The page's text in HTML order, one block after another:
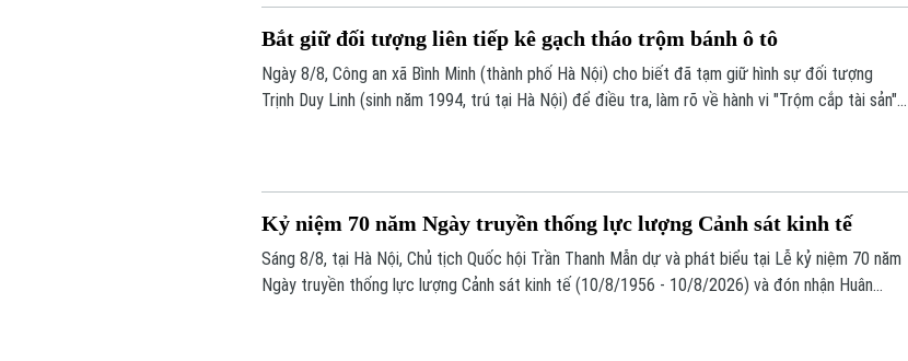
Bắt giữ đối tượng liên tiếp kê gạch tháo trộm bánh ô tô
Ngày 8/8, Công an xã Bình Minh (thành phố Hà Nội) cho biết đã tạm giữ hình sự đối tượng
Trịnh Duy Linh (sinh năm 1994, trú tại Hà Nội) để điều tra, làm rõ về hành vi "Trộm cắp tài sản".
Kỷ niệm 70 năm Ngày truyền thống lực lượng Cảnh sát kinh tế
Sáng 8/8, tại Hà Nội, Chủ tịch Quốc hội Trần Thanh Mẫn dự và phát biểu tại Lễ kỷ niệm 70 năm
Ngày truyền thống lực lượng Cảnh sát kinh tế (10/8/1956 - 10/8/2026) và đón nhận Huân